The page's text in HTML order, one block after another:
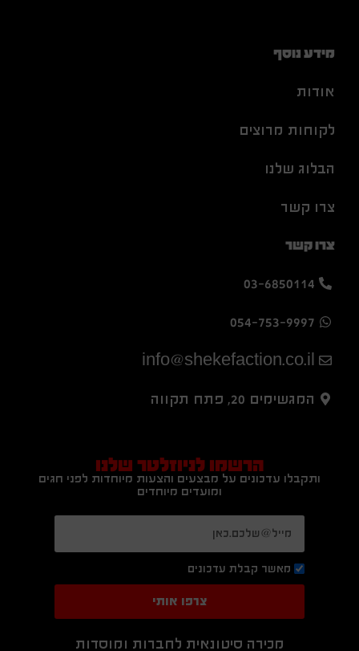
מידע נוסף
אודות
לקוחות מרוצים
הבלוג שלנו
צרו קשר
צרו קשר
03-6850114
054-753-9997
info@shekefaction.co.il
המגשימים 20, פתח תקווה
הרשמו לניוזלטר שלנו
ותקבלו עדכונים על מבצעים והצעות מיוחדות לפני חגים
ומועדים מיוחדים
מאשר קבלת עדכונים
צרפו אותי
מכירה סיטונאית לחברות ומוסדות